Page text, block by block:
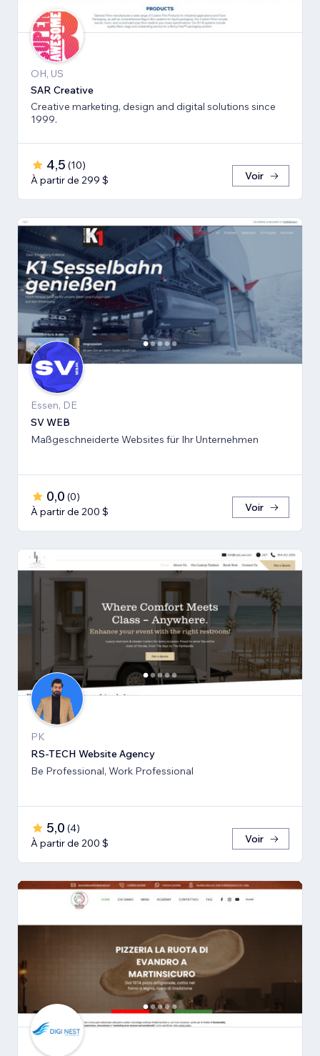
OH, US
SAR Creative
Creative marketing, design and digital solutions since
1999.
4,5 (10)
À partir de 299 $
Voir
Essen, DE
SV WEB
Maßgeschneiderte Websites für Ihr Unternehmen
0,0 (0)
À partir de 200 $
Voir
PK
RS-TECH Website Agency
Be Professional, Work Professional
5,0 (4)
À partir de 200 $
Voir